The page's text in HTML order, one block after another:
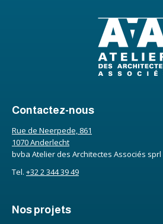
Contactez-nous
Rue de Neerpede, 861
1070 Anderlecht
bvba Atelier des Architectes Associés sprl
Tel. +32 2 344 39 49
Nos projets